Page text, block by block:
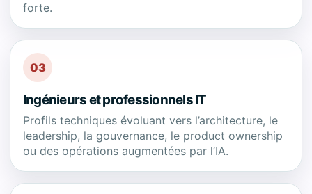
forte.
03
Ingénieurs et professionnels IT
Profils techniques évoluant vers l’architecture, le
leadership, la gouvernance, le product ownership
ou des opérations augmentées par l’IA.